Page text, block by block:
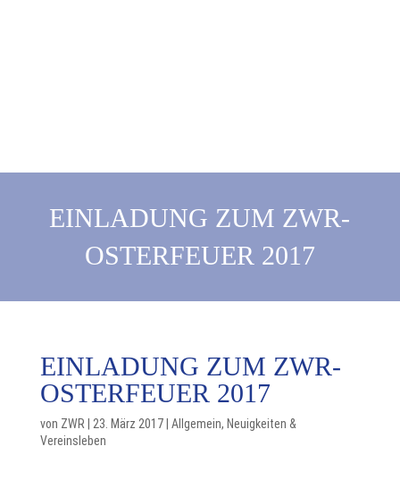
EINLADUNG ZUM ZWR-
OSTERFEUER 2017
EINLADUNG ZUM ZWR-
OSTERFEUER 2017
von ZWR 23. März 2017| Allgemein, Neuigkeiten &
Vereinsleben